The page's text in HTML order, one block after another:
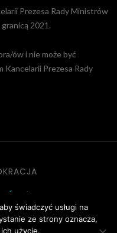
Prezesa Rady Ministrów
2021.
ów i nie może być
Kancelarii Prezesa Rady
|
świadczyć usługi na
ze strony oznacza,
użycie.